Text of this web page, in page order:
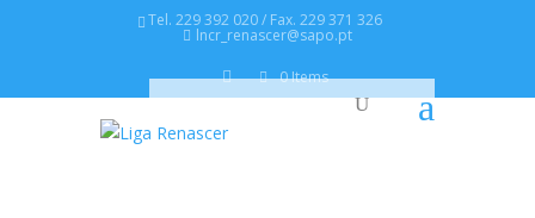
Tel. 229 392 020 / Fax. 229 371 326
lncr_renascer@sapo.pt
0 Items